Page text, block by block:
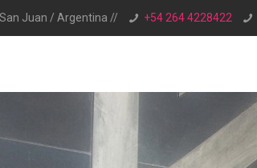
Juan / Argentina // +54 264 4228422